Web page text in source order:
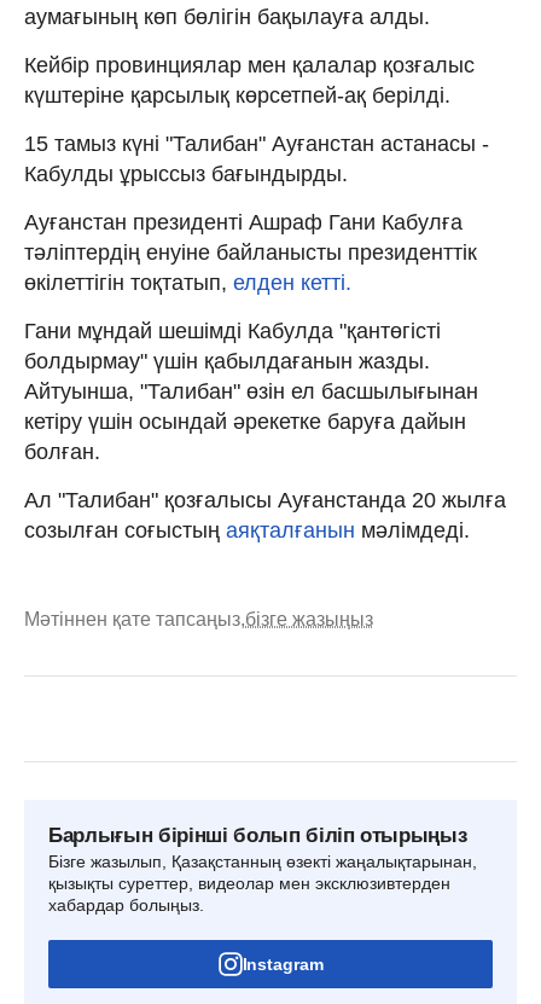
аумағының көп бөлігін бақылауға алды.
Кейбір провинциялар мен қалалар қозғалыс
күштеріне қарсылық көрсетпей-ақ берілді.
15 тамыз күні "Талибан" Ауғанстан астанасы -
Кабулды ұрыссыз бағындырды.
Ауғанстан президенті Ашраф Гани Кабулға
тәліптердің енуіне байланысты президенттік
өкілеттігін тоқтатып, елден кетті.
Гани мұндай шешімді Кабулда "қантөгісті
болдырмау" үшін қабылдағанын жазды.
Айтуынша, "Талибан" өзін ел басшылығынан
кетіру үшін осындай әрекетке баруға дайын
болған.
Ал "Талибан" қозғалысы Ауғанстанда 20 жылға
созылған соғыстың аяқталғанын мәлімдеді.
Мәтіннен қате тапсаңыз,бізге жазыңыз
Барлығын бірінші болып біліп отырыңыз
Бізге жазылып, Қазақстанның өзекті жаңалықтарынан,
қызықты суреттер, видеолар мен эксклюзивтерден
хабардар болыңыз.
Instagram